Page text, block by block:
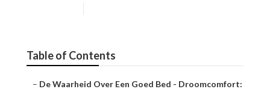
Table of Contents
– De Waarheid Over Een Goed Bed - Droomcomfort: